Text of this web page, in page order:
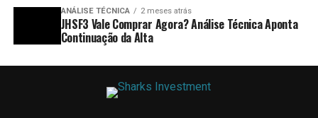
ANÁLISE TÉCNICA 2 meses atrás
JHSF3 Vale Comprar Agora? Análise Técnica Aponta
Continuação da Alta